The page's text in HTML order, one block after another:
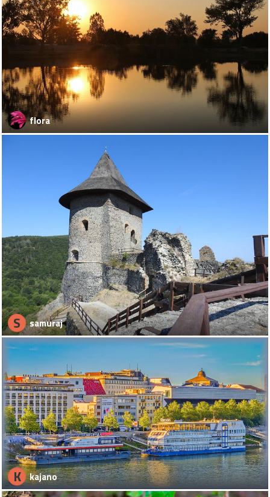
flora
S samuraj
K kajano